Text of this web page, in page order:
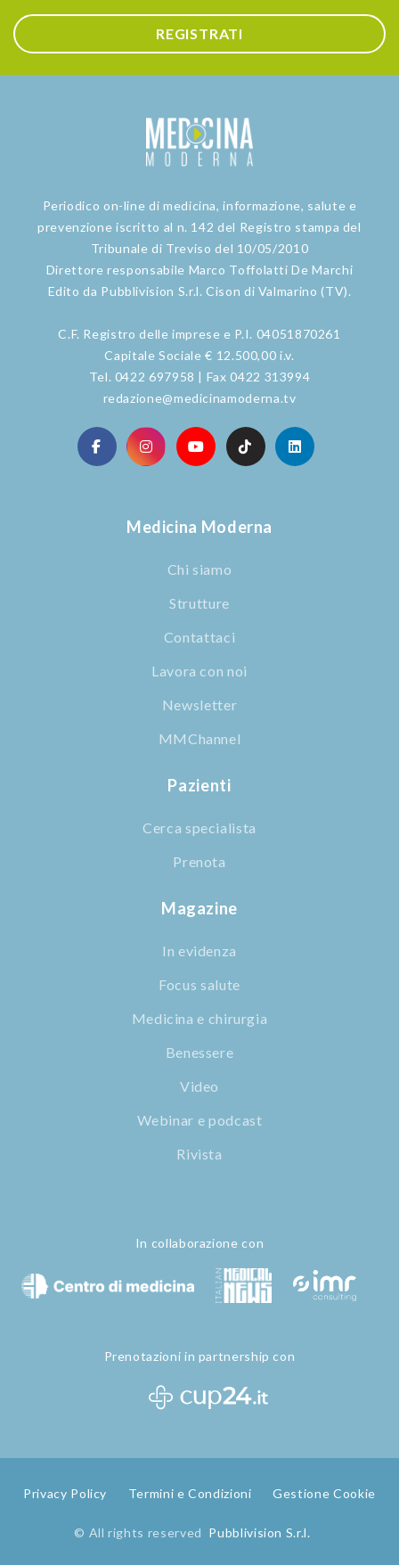
REGISTRATI
Periodico on-line di medicina, informazione, salute e
prevenzione iscritto al n. 142 del Registro stampa del
Tribunale di Treviso del 10/05/2010
Direttore responsabile Marco Toffolatti De Marchi
Edito da Pubblivision S.r.l. Cison di Valmarino (TV).
C.F. Registro delle imprese e P.I. 04051870261
Capitale Sociale € 12.500,00 i.v.
Tel. 0422 697958 | Fax 0422 313994
redazione@medicinamoderna.tv
Medicina Moderna
Chi siamo
Strutture
Contattaci
Lavora con noi
Newsletter
MMChannel
Pazienti
Cerca specialista
Prenota
Magazine
In evidenza
Focus salute
Medicina e chirurgia
Benessere
Video
Webinar e podcast
Rivista
In collaborazione con
Prenotazioni in partnership con
Privacy Policy Termini e Condizioni Gestione Cookie
© All rights reserved Pubblivision S.r.l.